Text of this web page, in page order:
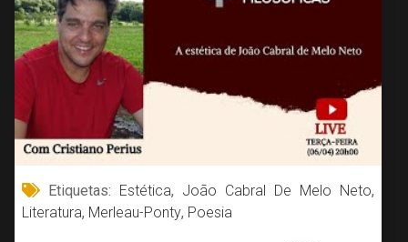
Etiquetas: Estética, João Cabral De Melo Neto,
Literatura, Merleau-Ponty, Poesia